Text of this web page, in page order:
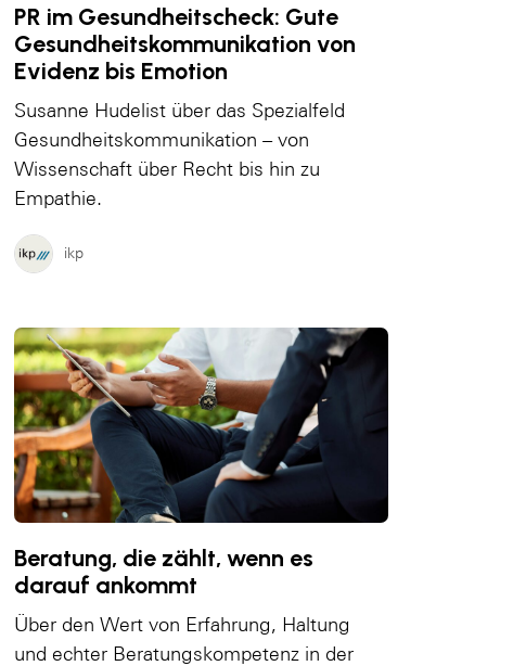
PR im Gesundheitscheck: Gute
Gesundheitskommunikation von
Evidenz bis Emotion
Susanne Hudelist über das Spezialfeld
Gesundheitskommunikation – von
Wissenschaft über Recht bis hin zu
Empathie.
ikp
Beratung, die zählt, wenn es
darauf ankommt
Über den Wert von Erfahrung, Haltung
und echter Beratungskompetenz in der